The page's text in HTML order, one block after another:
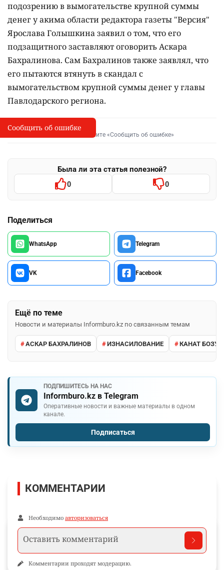
подозрению в вымогательстве крупной суммы
денег у акима области редактора газеты "Версия"
Ярослава Голышкина заявил о том, что его
подзащитного заставляют оговорить Аскара
Бахралинова. Сам Бахралинов также заявлял, что
его пытаются втянуть в скандал с
вымогательством крупной суммы денег у главы
Павлодарского региона.
I
Сообщить об опечатке
Выделите фрагмент и нажмите «Сообщить об ошибке»
Была ли эта статья полезной?
0 0
Поделиться
WhatsApp Telegram
VK Facebook
Ещё по теме
Новости и материалы Informburo.kz по связанным темам
АСКАР БАХРАЛИНОВ ИЗНАСИЛОВАНИЕ КАНАТ
ПОДПИШИТЕСЬ НА НАС
Informburo.kz в Telegram
Оперативные новости и важные материалы в одном
канале.
Подписаться
Сообщить об ошибке
КОММЕНТАРИИ
Необходимо авторизоваться
Комментарии проходят модерацию.